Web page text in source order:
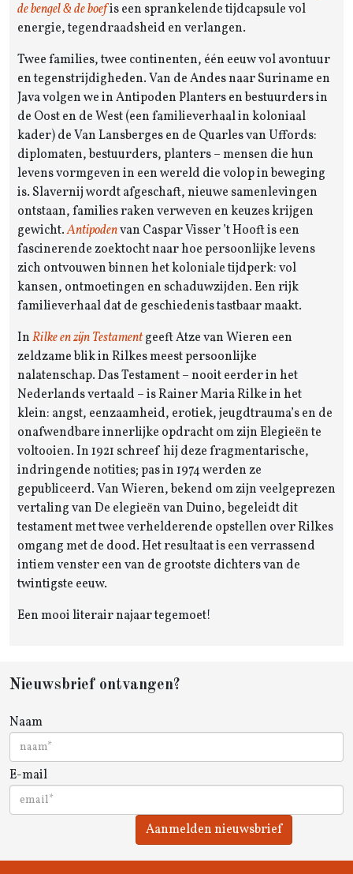
de bengel & de boefis een sprankelende tijdcapsule vol
energie, tegendraadsheid en verlangen.
Twee families, twee continenten, één eeuw vol avontuur
en tegenstrijdigheden. Van de Andes naar Suriname en
Java volgen we in Antipoden Planters en bestuurders in
de Oost en de West (een familieverhaal in koloniaal
kader) de Van Lansberges en de Quarles van Uffords:
diplomaten, bestuurders, planters – mensen die hun
levens vormgeven in een wereld die volop in beweging
is. Slavernij wordt afgeschaft, nieuwe samenlevingen
ontstaan, families raken verweven en keuzes krijgen
gewicht.Antipodenvan Caspar Visser ’t Hooft is een
fascinerende zoektocht naar hoe persoonlijke levens
zich ontvouwen binnen het koloniale tijdperk: vol
kansen, ontmoetingen en schaduwzijden. Een rijk
familieverhaal dat de geschiedenis tastbaar maakt.
InRilke en zijn Testamentgeeft Atze van Wieren een
zeldzame blik in Rilkes meest persoonlijke
nalatenschap. Das Testament – nooit eerder in het
Nederlands vertaald – is Rainer Maria Rilke in het
klein: angst, eenzaamheid, erotiek, jeugdtrauma’s en de
onafwendbare innerlijke opdracht om zijn Elegieën te
voltooien. In 1921 schreef hij deze fragmentarische,
indringende notities; pas in 1974 werden ze
gepubliceerd. Van Wieren, bekend om zijn veelgeprezen
vertaling van De elegieën van Duino, begeleidt dit
testament met twee verhelderende opstellen over Rilkes
omgang met de dood. Het resultaat is een verrassend
intiem venster een van de grootste dichters van de
twintigste eeuw.
Een mooi literair najaar tegemoet!
Nieuwsbrief ontvangen?
Naam
E-mail
Aanmelden nieuwsbrief